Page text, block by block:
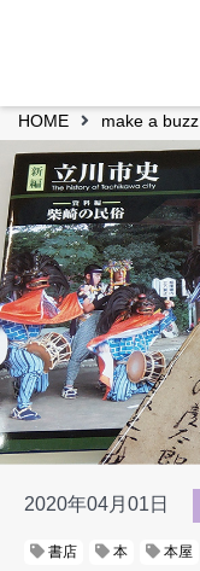
HOME make a buzz
2020年04月01日
書店 本 本屋